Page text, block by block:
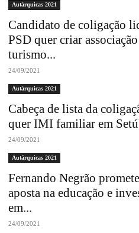
Autárquicas 2021
Candidato de coligação
PSD quer criar
turismo...
24/09/2021
Autárquicas 2021
Cabeça de lista da
quer IMI familiar em
24/09/2021
Autárquicas 2021
Fernando Negrão
aposta na educação e
em...
24/09/2021